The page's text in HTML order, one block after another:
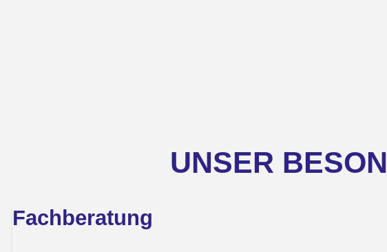
UNSER
Fachberatung